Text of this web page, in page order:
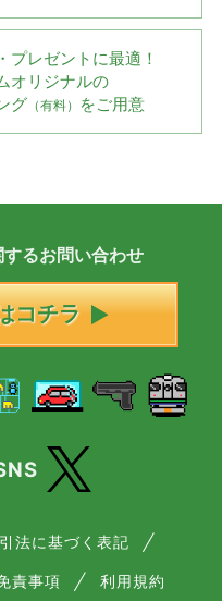
プレゼントに最適！
オリジナルの
グ （有料） をご用意
するお問い合わせ
コチラ
法に基づく表記
責事項 利用規約